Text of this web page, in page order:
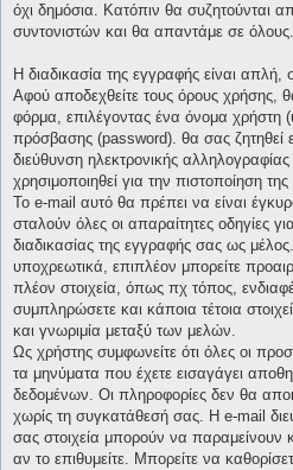
όχι δημόσια. Κατόπιν θα συζητούνται
συντονιστών και θα απαντάμε σε όλους.
Η διαδικασία της εγγραφής είναι
Αφού αποδεχθείτε τους όρους χρήσης,
φόρμα, επιλέγοντας ένα όνομα χρήστη
πρόσβασης (password). θα σας ζητηθεί
διεύθυνση ηλεκτρονικής
χρησιμοποιηθεί για την πιστοποίηση
Το e-mail αυτό θα πρέπει να είναι
σταλούν όλες οι απαραίτητες οδηγίες
διαδικασίας της εγγραφής σας ως
υποχρεωτικά, επιπλέον μπορείτε
πλέον στοιχεία, όπως πχ τόπος,
συμπληρώσετε και κάποια τέτοια
και γνωριμία μεταξύ των μελών.
Ως χρήστης συμφωνείτε ότι όλες οι
τα μηνύματα που έχετε εισαγάγει
δεδομένων. Οι πληροφορίες δεν θα
χωρίς τη συγκατάθεσή σας. Η e-mail
σας στοιχεία μπορούν να
αν το επιθυμείτε. Μπορείτε να